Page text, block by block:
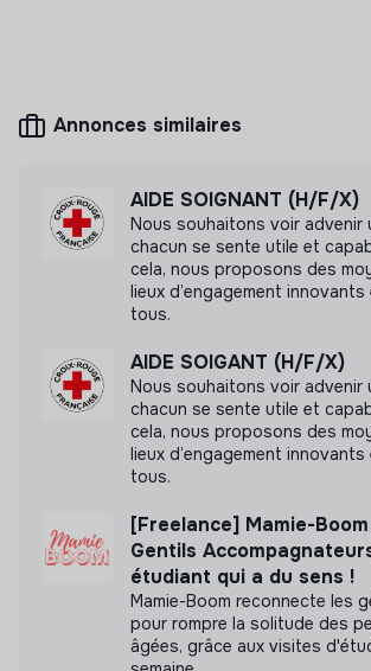
Ville Issy les Moulineaux n'a pas
de mesure d'impact
Labels et certifications
Cette structure n'a pas souhaité
communiquer les labels ou
pu obtenir.
Documents
N'a pas encore communiqué de
transparence
Annonces similaires
AIDE SOIGNANT (H/F/X)
Nous souhaitons voir advenir
chacun se sente utile et
cela, nous proposons des
lieux d’engagement
tous.
AIDE SOIGANT (H/F/X)
Nous souhaitons voir advenir
chacun se sente utile et
cela, nous proposons des
lieux d’engagement
tous.
[Freelance] Mamie-
Gentils
étudiant qui a du sens !
Mamie-Boom reconnecte les
pour rompre la solitude des
âgées, grâce aux visites